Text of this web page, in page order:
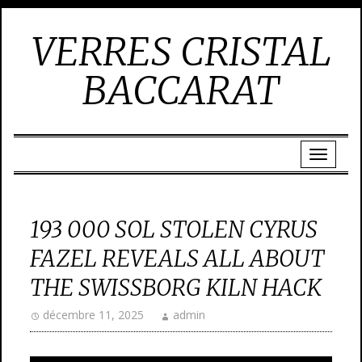
VERRES CRISTAL
BACCARAT
193 000 SOL STOLEN CYRUS
FAZEL REVEALS ALL ABOUT
THE SWISSBORG KILN HACK
décembre 11, 2025 admin